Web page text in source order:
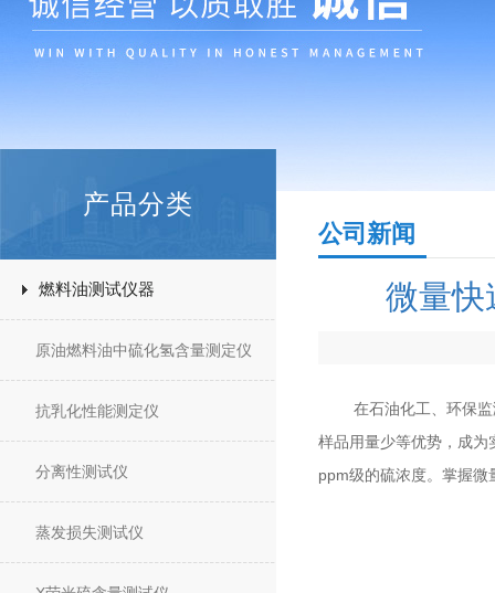
产品分类
燃料油测试仪器
原油燃料油中硫化氢含量测定仪
抗乳化性能测定仪
分离性测试仪
蒸发损失测试仪
公司新闻
微量快
在石油化工、环保监测
样品用量少等优势，成为
ppm级的硫浓度。掌握